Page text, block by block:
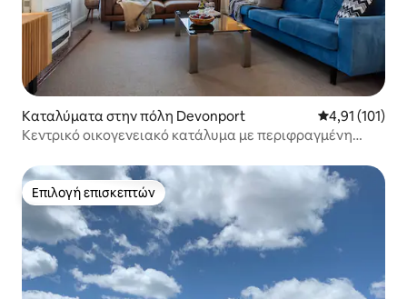
Καταλύματα στην πόλη Devonport Μέση
4,91 (101)
Κεντρικό οικογενειακό κατάλυμα με περιφραγμένη
Επιλογή επισκεπτών
Επιλογή επισκεπτών